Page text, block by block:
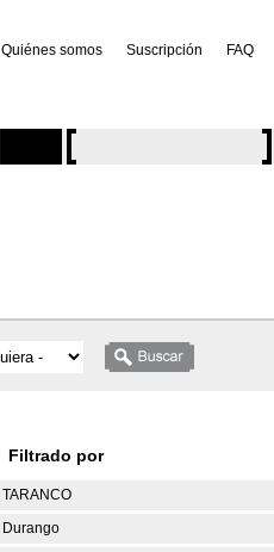
Quiénes somos Suscripción FAQ
Filtrado por
TARANCO
Durango